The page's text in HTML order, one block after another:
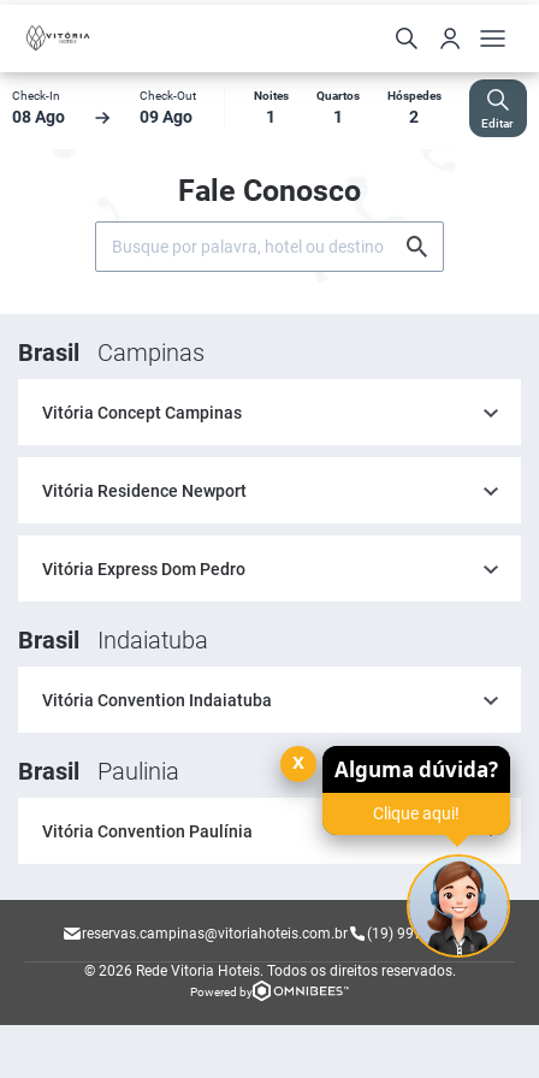
Check-In
08 Ago
Check-Out
09 Ago
Noites
1
Quartos
1
Hóspedes
2 Editar
Fale Conosco
Brasil Campinas
Vitória Concept Campinas
Vitória Residence Newport
Vitória Express Dom Pedro
Brasil Indaiatuba
Vitória Convention Indaiatuba
Brasil Paulinia
Vitória Convention Paulínia
reservas.campinas@vitoriahoteis.com.br (19) 99704-9300
© 2026 Rede Vitoria Hoteis. Todos os direitos reservados.
Powered by
Alguma dúvida?
Clique aqui!
x